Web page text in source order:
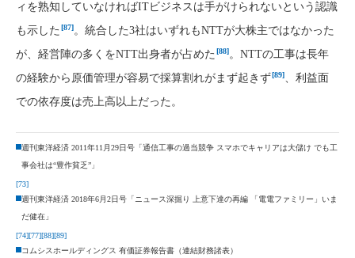
ィを熟知していなければITビジネスは手がけられないという認識
も示した [87]。統合した3社はいずれもNTTが大株主ではなかった
が、経営陣の多くをNTT出身者が占めた [88]。NTTの工事は長年
の経験から原価管理が容易で採算割れがまず起きず[89]、利益面
での依存度は売上高以上だった。
週刊東洋経済 2011年11月29日号「通信工事の過当競争 スマホでキャリアは大儲け でも工
事会社は“豊作貧乏”」
[73]
週刊東洋経済 2018年6月2日号「ニュース深掘り 上意下達の再編 「電電ファミリー」いま
だ健在」
[74][77][88][89]
コムシスホールディングス 有価証券報告書（連結財務諸表）